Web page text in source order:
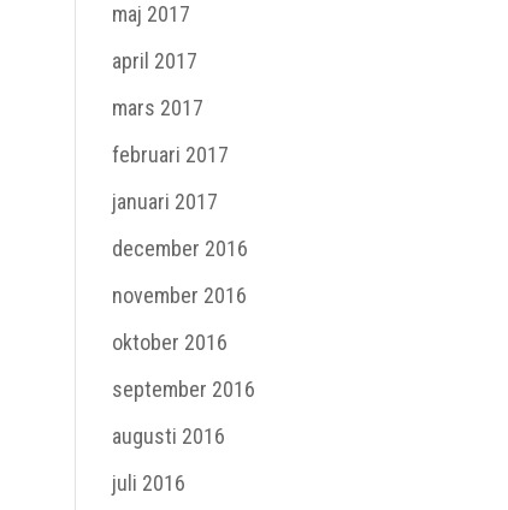
maj 2017
april 2017
mars 2017
februari 2017
januari 2017
december 2016
november 2016
oktober 2016
september 2016
augusti 2016
juli 2016